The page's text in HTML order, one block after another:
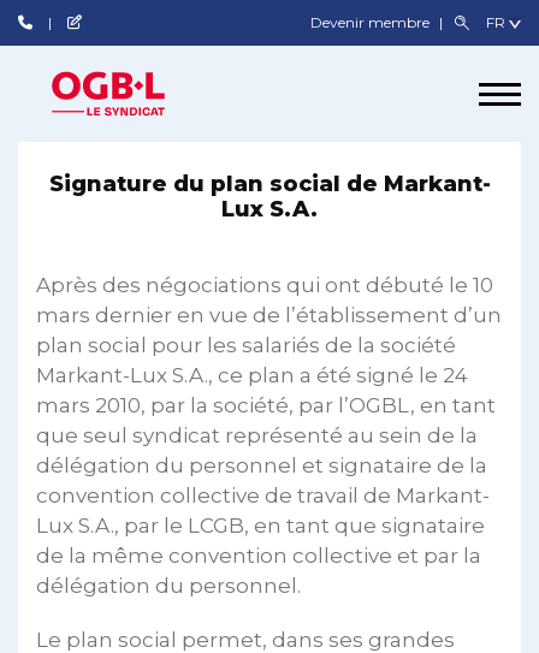
Devenir membre
Signature du plan social de Markant-
Lux S.A.
Après des négociations qui ont débuté le 10
mars dernier en vue de l’établissement d’un
plan social pour les salariés de la société
Markant-Lux S.A., ce plan a été signé le 24
mars 2010, par la société, par l’OGBL, en tant
que seul syndicat représenté au sein de la
délégation du personnel et signataire de la
convention collective de travail de Markant-
Lux S.A., par le LCGB, en tant que signataire
de la même convention collective et par la
délégation du personnel.
Le plan social permet, dans ses grandes